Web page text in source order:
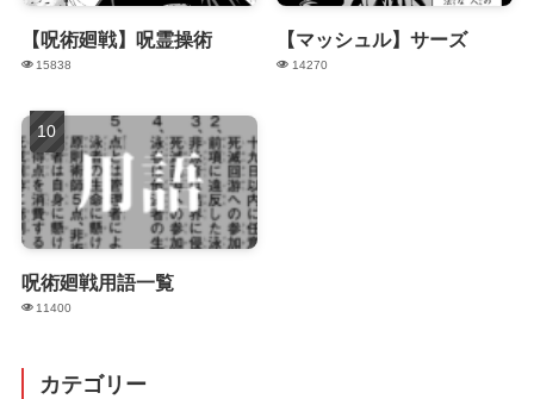
【呪術廻戦】呪霊操術
15838
【マッシュル】サーズ
14270
呪術廻戦用語一覧
11400
カテゴリー